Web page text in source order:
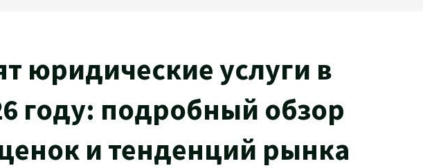
юридические услуги в
году: подробный обзор
и тенденций рынка